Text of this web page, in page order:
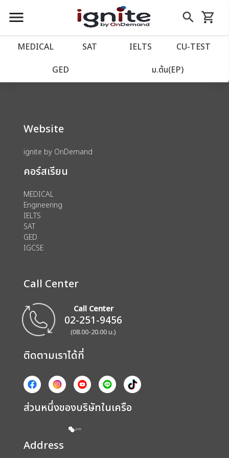
close
account_balance หน้าแรก
เว็บไซต์อิกไนท์
import_contacts วางแผนการเรียน
account_circle เข้าสู่ระบบ
assignment ลงทะเบียน
menu search
Skip
to
shopping_cart
รถเข็น
MEDICAL SAT IELTS CU‑TEST
GED ม.ต้น(EP)
We could not find anything for 80002040
Website
ignite by OnDemand
คอร์สเรียน
MEDICAL
Engineering
IELTS
SAT
GED
IGCSE
Call Center
Call Center
02-251-9456
(08.00-20.00 น.)
ติดตามเราได้ที่
ส่วนหนึ่งของบริษัทในเครือ
Address